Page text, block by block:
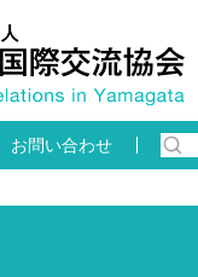
お問い合わせ